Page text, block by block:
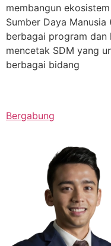
membangun
Sumber Daya
berbagai program
mencetak SDM yang
berbagai bidang
Bergabung